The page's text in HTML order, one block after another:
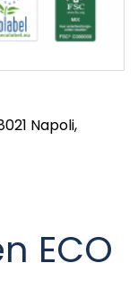
Napoli,
ECO